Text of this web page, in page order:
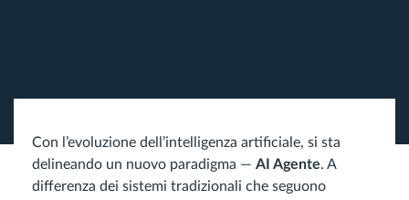
Con l’evoluzione dell’intelligenza artificiale, si sta
delineando un nuovo paradigma — AI Agente. A
differenza dei sistemi tradizionali che seguono